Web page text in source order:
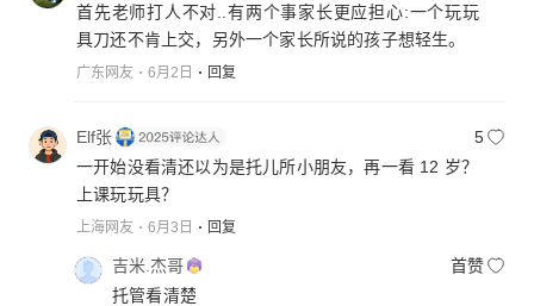
首先老师打人不对..有两个事家长更应担心:一个玩玩
具刀还不肯上交，另外一个家长所说的孩子想轻生。
广东网友 6月2日 回复
Elf张
5
一开始没看清还以为是托儿所小朋友，再一看 12 岁？
上课玩玩具？
上海网友 6月3日 回复
吉米.杰哥
首赞
托管看清楚